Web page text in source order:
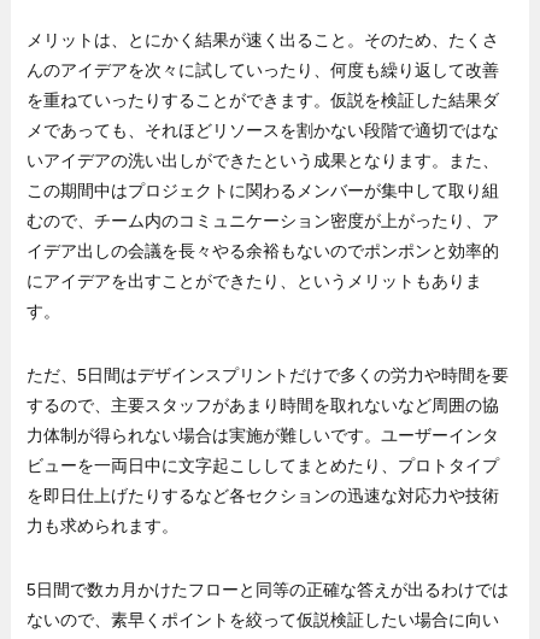
メリットは、とにかく結果が速く出ること。そのため、たくさ
んのアイデアを次々に試していったり、何度も繰り返して改善
を重ねていったりすることができます。仮説を検証した結果ダ
メであっても、それほどリソースを割かない段階で適切ではな
いアイデアの洗い出しができたという成果となります。また、
この期間中はプロジェクトに関わるメンバーが集中して取り組
むので、チーム内のコミュニケーション密度が上がったり、ア
イデア出しの会議を長々やる余裕もないのでポンポンと効率的
にアイデアを出すことができたり、というメリットもありま
す。
ただ、5日間はデザインスプリントだけで多くの労力や時間を要
するので、主要スタッフがあまり時間を取れないなど周囲の協
力体制が得られない場合は実施が難しいです。ユーザーインタ
ビューを一両日中に文字起こししてまとめたり、プロトタイプ
を即日仕上げたりするなど各セクションの迅速な対応力や技術
力も求められます。
5日間で数カ月かけたフローと同等の正確な答えが出るわけでは
ないので、素早くポイントを絞って仮説検証したい場合に向い